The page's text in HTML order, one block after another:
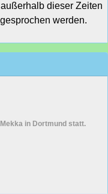
dieser Zeiten
werden.
in Dortmund statt.